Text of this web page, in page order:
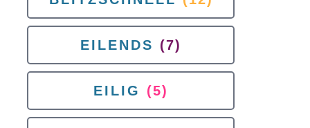
EILENDS (7)
EILIG (5)